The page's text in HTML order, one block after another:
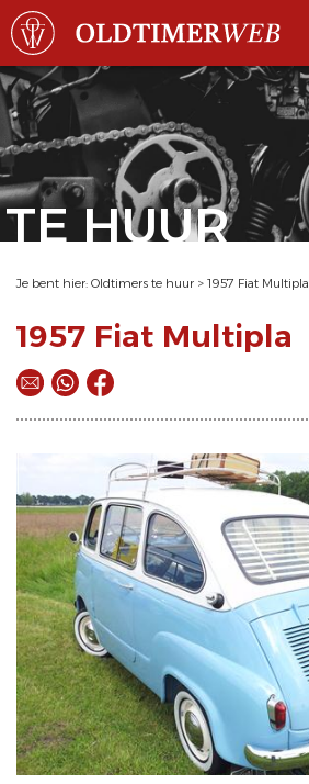
TE HUUR
Je bent hier: Oldtimers te huur > 1957 Fiat Multipla
1957 Fiat Multipla